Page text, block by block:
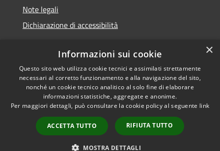
Note legali
Dichiarazione di accessibilità
RSS
Accessibilità
Cookie
Mappa del sito
Segnalazioni di non
Copyright © 2026 • Comune di
Renate • Powered by
Municipium•Accesso
redazione
×
Informazioni sui cookie
Questo sito web utilizza cookie tecnici e assimilati strettamente
necessari al corretto funzionamento e alla navigazione del sito,
nonché un cookie tecnico analitico al solo fine di elaborare
informazioni statistiche, aggregate e anonime.
Per maggiori dettagli, può consultare la cookie policy al seguente link
ACCETTA TUTTO RIFIUTA TUTTO
MOSTRA DETTAGLI